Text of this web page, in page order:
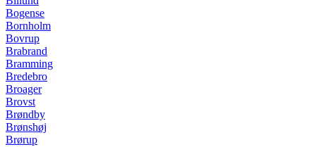
Bogense
Bornholm
Bovrup
Brabrand
Bramming
Bredebro
Broager
Brovst
Brøndby
Brønshøj
Brørup